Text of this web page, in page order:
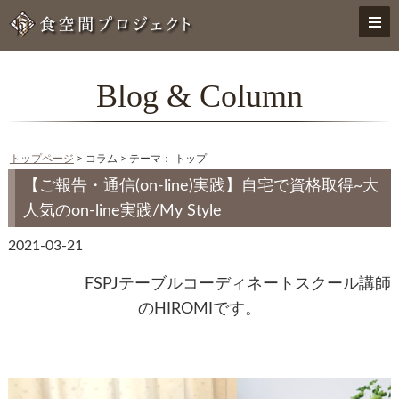
Blog & Column
トップページ > コラム > テーマ： トップ
【ご報告・通信(on-line)実践】自宅で資格取得~大
人気のon-line実践/My Style
2021-03-21
FSPJテーブルコーディネートスクール講師
のHIROMIです。